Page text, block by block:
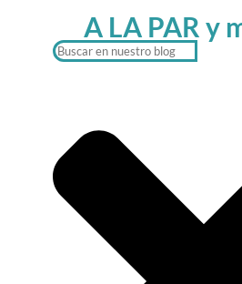
A LA PAR y